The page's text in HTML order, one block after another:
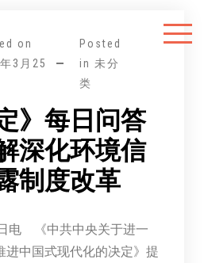
on
3月25
Posted
in 未分
类
》每日问答
深化环境信
制度改革
电 《中共中央关于进一
进中国式现代化的决定》提